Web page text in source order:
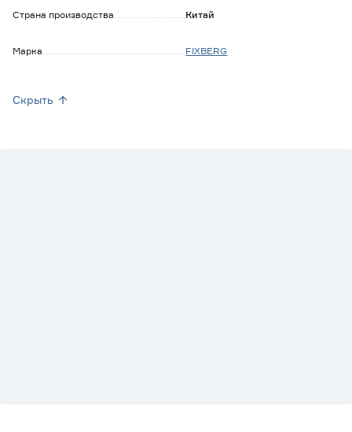
Страна производства Китай
Марка FIXBERG
Скрыть